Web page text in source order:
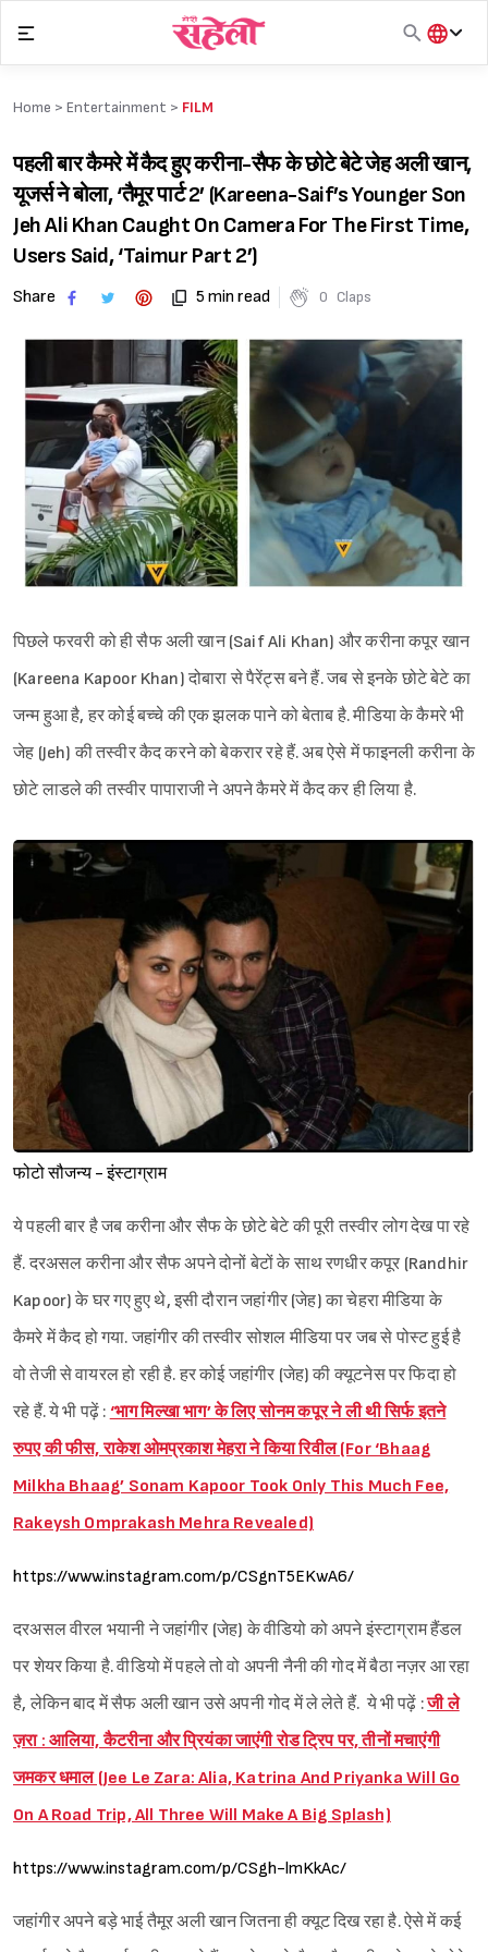
content
हिंदी
Home > Entertainment > FILM
पहली बार कैमरे में कैद हुए करीना-सैफ के छोटे बेटे जेह अली खान,
यूजर्स ने बोला, ‘तैमूर पार्ट 2’ (Kareena-Saif’s Younger Son
Jeh Ali Khan Caught On Camera For The First Time,
Users Said, ‘Taimur Part 2’)
Share 5 min read 0 Claps
पिछले फरवरी को ही सैफ अली खान (Saif Ali Khan) और करीना कपूर खान
(Kareena Kapoor Khan) दोबारा से पैरेंट्स बने हैं. जब से इनके छोटे बेटे का
जन्म हुआ है, हर कोई बच्चे की एक झलक पाने को बेताब है. मीडिया के कैमरे भी
जेह (Jeh) की तस्वीर कैद करने को बेकरार रहे हैं. अब ऐसे में फाइनली करीना के
छोटे लाडले की तस्वीर पापाराजी ने अपने कैमरे में कैद कर ही लिया है.
फोटो सौजन्य - इंस्टाग्राम
ये पहली बार है जब करीना और सैफ के छोटे बेटे की पूरी तस्वीर लोग देख पा रहे
हैं. दरअसल करीना और सैफ अपने दोनों बेटों के साथ रणधीर कपूर (Randhir
Kapoor) के घर गए हुए थे, इसी दौरान जहांगीर (जेह) का चेहरा मीडिया के
कैमरे में कैद हो गया. जहांगीर की तस्वीर सोशल मीडिया पर जब से पोस्ट हुई है
वो तेजी से वायरल हो रही है. हर कोई जहांगीर (जेह) की क्यूटनेस पर फिदा हो
रहे हैं. ये भी पढ़ें : ‘भाग मिल्खा भाग’ के लिए सोनम कपूर ने ली थी सिर्फ इतने
रुपए की फीस, राकेश ओमप्रकाश मेहरा ने किया रिवील (For ‘Bhaag
Milkha Bhaag’ Sonam Kapoor Took Only This Much Fee,
Rakeysh Omprakash Mehra Revealed)
https://www.instagram.com/p/CSgnT5EKwA6/
दरअसल वीरल भयानी ने जहांगीर (जेह) के वीडियो को अपने इंस्टाग्राम हैंडल
पर शेयर किया है. वीडियो में पहले तो वो अपनी नैनी की गोद में बैठा नज़र आ रहा
है, लेकिन बाद में सैफ अली खान उसे अपनी गोद में ले लेते हैं. ये भी पढ़ें :जी ले
ज़रा : आलिया, कैटरीना और प्रियंका जाएंगी रोड ट्रिप पर, तीनों मचाएंगी
जमकर धमाल (Jee Le Zara: Alia, Katrina And Priyanka Will Go
On A Road Trip, All Three Will Make A Big Splash)
https://www.instagram.com/p/CSgh-lmKkAc/
जहांगीर अपने बड़े भाई तैमूर अली खान जितना ही क्यूट दिख रहा है. ऐसे में कई